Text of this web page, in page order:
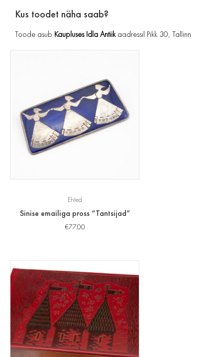
Kus toodet näha saab?
Toode asub Kaupluses Idla Antiikaadressil Pikk 30, Tallinn
Ehted
Sinise emailiga pross “Tantsijad”
€77.00